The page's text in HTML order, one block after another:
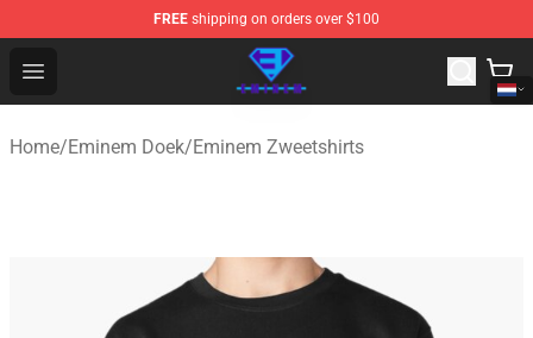
FREE shipping on orders over $100
Open menu
Eminem Store - Official Eminem Merchandise Shop
Home/Eminem Doek/Eminem Zweetshirts